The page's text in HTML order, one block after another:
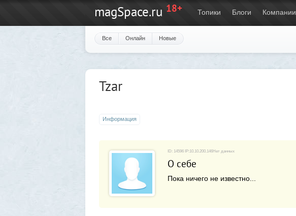
magSpace.ru 18+ Топики Блоги Компании
Все Онлайн Новые
Tzar
Информация
ID: 14596 IP:10.10.200.146Нет данных
О себе
Пока ничего не известно...